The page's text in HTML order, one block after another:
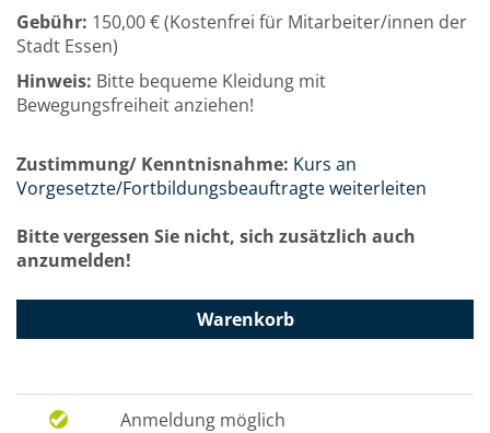
Gebühr: 150,00 € (Kostenfrei für Mitarbeiter/innen der
Stadt Essen)
Hinweis: Bitte bequeme Kleidung mit
Bewegungsfreiheit anziehen!
Zustimmung/ Kenntnisnahme: Kurs an
Vorgesetzte/Fortbildungsbeauftragte weiterleiten
Bitte vergessen Sie nicht, sich zusätzlich auch
anzumelden!
Warenkorb
Anmeldung möglich